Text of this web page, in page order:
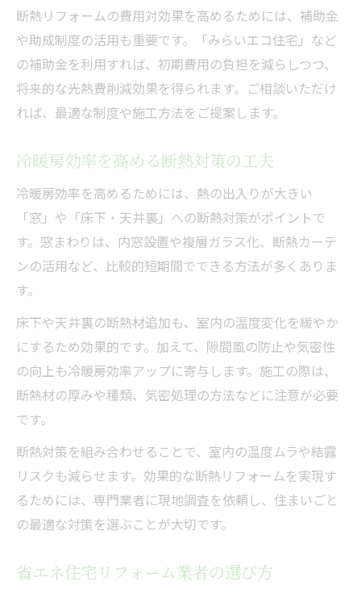
断熱リフォームの費用対効果を高めるためには、補助金
や助成制度の活用も重要です。「みらいエコ住宅」など
の補助金を利用すれば、初期費用の負担を減らしつつ、
将来的な光熱費削減効果を得られます。ご相談いただけ
れば、最適な制度や施工方法をご提案します。
冷暖房効率を高める断熱対策の工夫
冷暖房効率を高めるためには、熱の出入りが大きい
「窓」や「床下・天井裏」への断熱対策がポイントで
す。窓まわりは、内窓設置や複層ガラス化、断熱カーテ
ンの活用など、比較的短期間でできる方法が多くありま
す。
床下や天井裏の断熱材追加も、室内の温度変化を緩やか
にするため効果的です。加えて、隙間風の防止や気密性
の向上も冷暖房効率アップに寄与します。施工の際は、
断熱材の厚みや種類、気密処理の方法などに注意が必要
です。
断熱対策を組み合わせることで、室内の温度ムラや結露
リスクも減らせます。効果的な断熱リフォームを実現す
るためには、専門業者に現地調査を依頼し、住まいごと
の最適な対策を選ぶことが大切です。
省エネ住宅リフォーム業者の選び方